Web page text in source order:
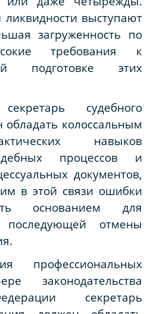
выступают
загруженность по
требования к
подготовке этих
судебного
обладать колоссальным
навыков
процессов и
документов,
в этой связи ошибки
основанием для
отмены
профессиональных
законодательства
секретарь